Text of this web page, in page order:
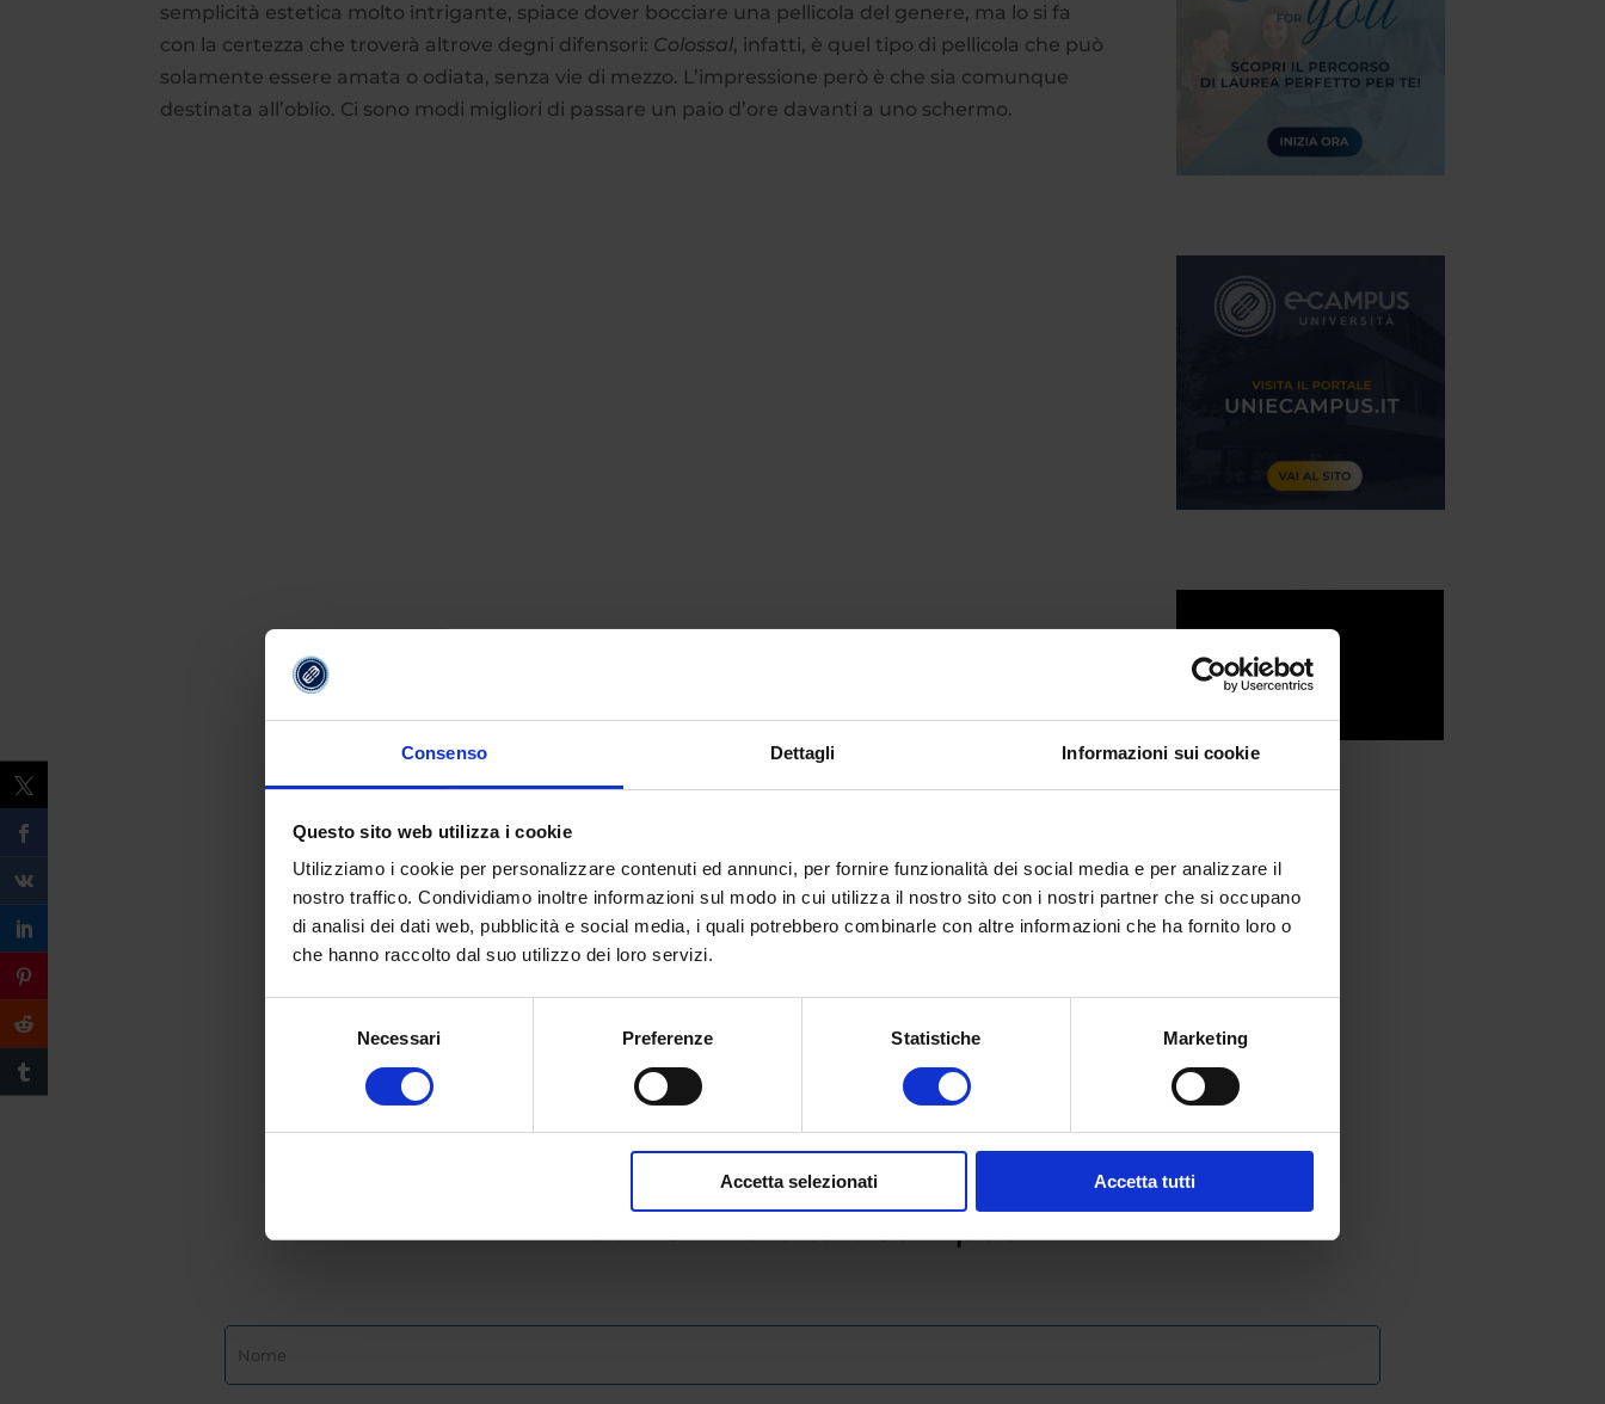
Consenso Dettagli Informazioni sui cookie
Questo sito web utilizza i cookie
Utilizziamo i cookie per personalizzare contenuti ed annunci, per fornire funzionalità dei social media e per analizzare il
nostro traffico. Condividiamo inoltre informazioni sul modo in cui utilizza il nostro sito con i nostri partner che si occupano
di analisi dei dati web, pubblicità e social media, i quali potrebbero combinarle con altre informazioni che ha fornito loro o
che hanno raccolto dal suo utilizzo dei loro servizi.
Necessari Preferenze Statistiche Marketing
Accetta selezionati Accetta tutti
semplicità estetica molto intrigante, spiace dover bocciare una pellicola del genere, ma lo si fa
con la certezza che troverà altrove degni difensori: Colossal, infatti, è quel tipo di pellicola che può
solamente essere amata o odiata, senza vie di mezzo. L’impressione però è che sia comunque
destinata all’oblio. Ci sono modi migliori di passare un paio d’ore davanti a uno schermo.
Compila il form e richiedi informazioni sull’offerta formativa
dell’Università eCampus